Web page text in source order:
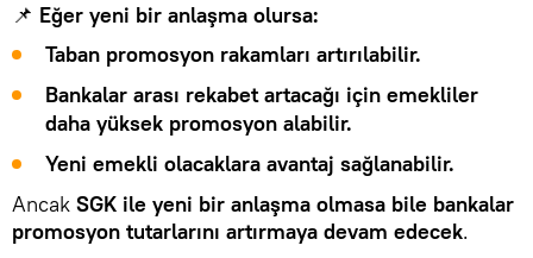
📌 Eğer yeni bir anlaşma olursa:
Taban promosyon rakamları artırılabilir.
Bankalar arası rekabet artacağı için emekliler
daha yüksek promosyon alabilir.
Yeni emekli olacaklara avantaj sağlanabilir.
Ancak SGK ile yeni bir anlaşma olmasa bile bankalar
promosyon tutarlarını artırmaya devam edecek.